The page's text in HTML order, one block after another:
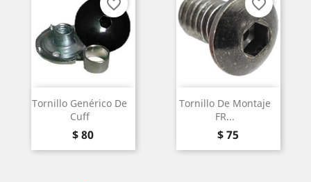
Tornillo Genérico De
Cuff
Precio
$ 80
favorite_border
Tornillo De Montaje
FR...
Precio
$ 75
favorite_border